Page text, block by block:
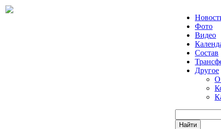
Фото
Видео
Состав
Другое
О
Найти